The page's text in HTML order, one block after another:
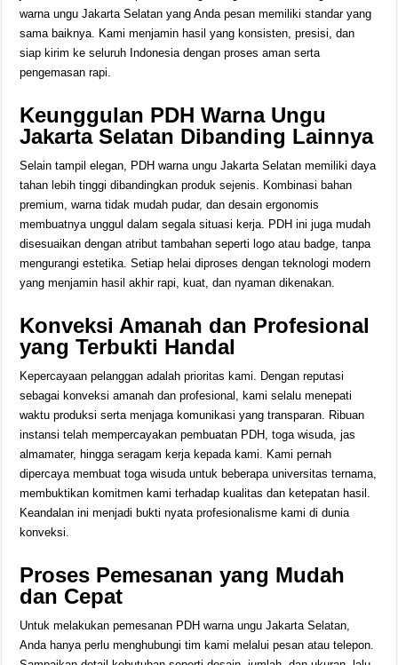
warna ungu Jakarta Selatan yang Anda pesan memiliki standar yang
sama baiknya. Kami menjamin hasil yang konsisten, presisi, dan
siap kirim ke seluruh Indonesia dengan proses aman serta
pengemasan rapi.
Keunggulan PDH Warna Ungu
Jakarta Selatan Dibanding Lainnya
Selain tampil elegan, PDH warna ungu Jakarta Selatan memiliki daya
tahan lebih tinggi dibandingkan produk sejenis. Kombinasi bahan
premium, warna tidak mudah pudar, dan desain ergonomis
membuatnya unggul dalam segala situasi kerja. PDH ini juga mudah
disesuaikan dengan atribut tambahan seperti logo atau badge, tanpa
mengurangi estetika. Setiap helai diproses dengan teknologi modern
yang menjamin hasil akhir rapi, kuat, dan nyaman dikenakan.
Konveksi Amanah dan Profesional
yang Terbukti Handal
Kepercayaan pelanggan adalah prioritas kami. Dengan reputasi
sebagai konveksi amanah dan profesional, kami selalu menepati
waktu produksi serta menjaga komunikasi yang transparan. Ribuan
instansi telah mempercayakan pembuatan PDH, toga wisuda, jas
almamater, hingga seragam kerja kepada kami. Kami pernah
dipercaya membuat toga wisuda untuk beberapa universitas ternama,
membuktikan komitmen kami terhadap kualitas dan ketepatan hasil.
Keandalan ini menjadi bukti nyata profesionalisme kami di dunia
konveksi.
Proses Pemesanan yang Mudah
dan Cepat
Untuk melakukan pemesanan PDH warna ungu Jakarta Selatan,
Anda hanya perlu menghubungi tim kami melalui pesan atau telepon.